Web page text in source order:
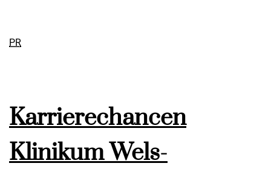
PR
Karrierechancen
Klinikum Wels-